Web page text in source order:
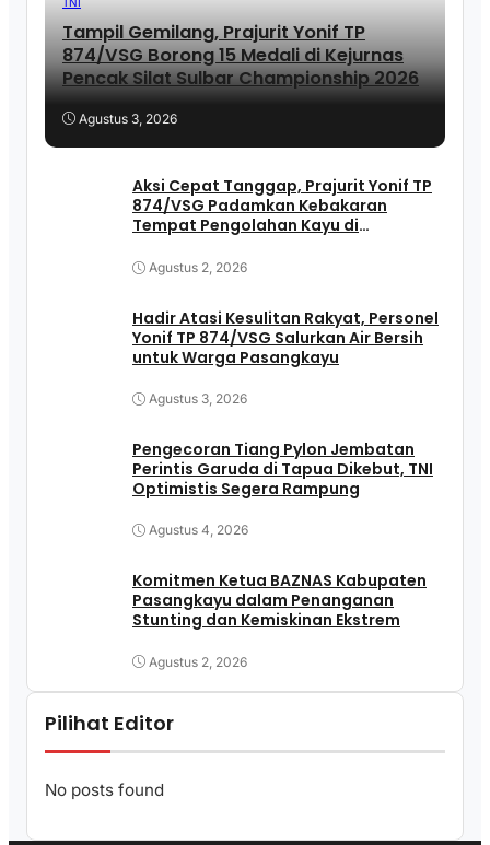
Tampil Gemilang, Prajurit Yonif TP
874/VSG Borong 15 Medali di Kejurnas
Pencak Silat Sulbar Championship 2026
Agustus 3, 2026
Aksi Cepat Tanggap, Prajurit Yonif TP
874/VSG Padamkan Kebakaran
Tempat Pengolahan Kayu di
Agustus 2, 2026
Hadir Atasi Kesulitan Rakyat, Personel
Yonif TP 874/VSG Salurkan Air Bersih
untuk Warga Pasangkayu
Agustus 3, 2026
Pengecoran Tiang Pylon Jembatan
Perintis Garuda di Tapua Dikebut, TNI
Optimistis Segera Rampung
Agustus 4, 2026
Komitmen Ketua BAZNAS Kabupaten
Pasangkayu dalam Penanganan
Stunting dan Kemiskinan Ekstrem
Agustus 2, 2026
Pilihat Editor
No posts found